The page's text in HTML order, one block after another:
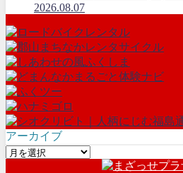
2026.08.07
アーカイブ
ア